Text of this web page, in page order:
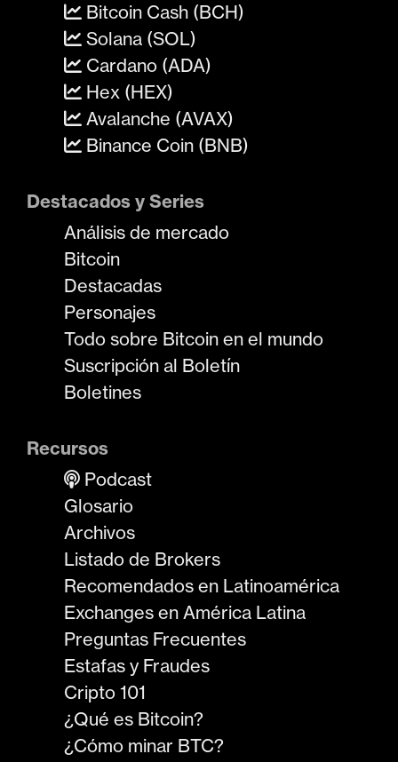
Bitcoin Cash (BCH)
Solana (SOL)
Cardano (ADA)
Hex (HEX)
Avalanche (AVAX)
Binance Coin (BNB)
Destacados y Series
Análisis de mercado
Bitcoin
Destacadas
Personajes
Todo sobre Bitcoin en el mundo
Suscripción al Boletín
Boletines
Recursos
Podcast
Glosario
Archivos
Listado de Brokers
Recomendados en Latinoamérica
Exchanges en América Latina
Preguntas Frecuentes
Estafas y Fraudes
Cripto 101
¿Qué es Bitcoin?
¿Cómo minar BTC?